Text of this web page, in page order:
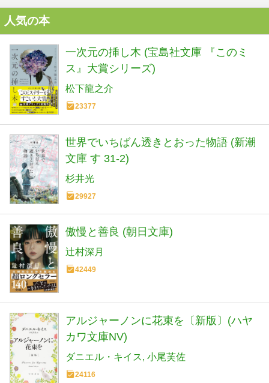
人気の本
一次元の挿し木 (宝島社文庫 『このミ
ス』大賞シリーズ)
松下龍之介
23377
世界でいちばん透きとおった物語 (新潮
文庫 す 31-2)
杉井光
29927
傲慢と善良 (朝日文庫)
辻村深月
42449
アルジャーノンに花束を〔新版〕(ハヤ
カワ文庫NV)
ダニエル・キイス 小尾芙佐
24116